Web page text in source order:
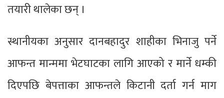
तयारी थालेका छन् ।
स्थानीयका अनुसार दानबहादुर शाहीका भिनाजु पर्ने
आफन्त मान्ममा भेटघाटका लागि आएको र मार्ने धम्की
दिएपछि बेपत्ताका आफन्तले किटानी दर्ता गर्न माग